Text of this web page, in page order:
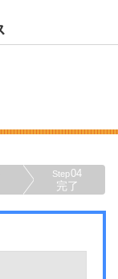
Step04
完了